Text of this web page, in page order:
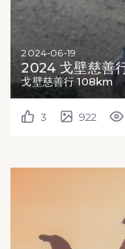
2024-06-19
2024 戈壁慈善
戈壁慈善行 108km
3 922